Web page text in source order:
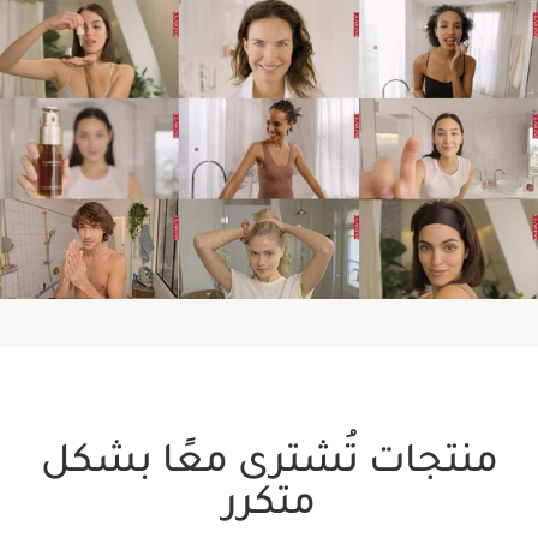
في المساء
في نهاية الأسبوع
اكتشفي المزيد عن مجموعة أروما
منتجات تُشترى معًا بشكل
متكرر